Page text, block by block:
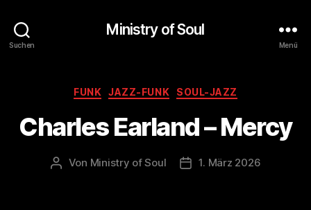
Suchen
Ministry of Soul
Menü
Kategorien
FUNK JAZZ-FUNK SOUL-JAZZ
Charles Earland – Mercy
Beitragsautor
Von Ministry of Soul Veröffentlichungsdatum
1. März 2026